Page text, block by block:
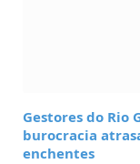
Gestores do Rio
burocracia
enchentes